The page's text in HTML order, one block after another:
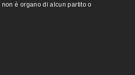
è organo di alcun partito o